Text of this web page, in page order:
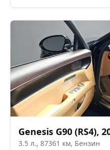
Genesis G90 (RS4),
3.5 л., 87361 км, Бензин